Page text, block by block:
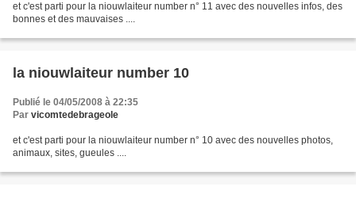
et c'est parti pour la niouwlaiteur number n° 11 avec des nouvelles infos, des
bonnes et des mauvaises ....
la niouwlaiteur number 10
Publié le 04/05/2008 à 22:35
Par vicomtedebrageole
et c'est parti pour la niouwlaiteur number n° 10 avec des nouvelles photos,
animaux, sites, gueules ....